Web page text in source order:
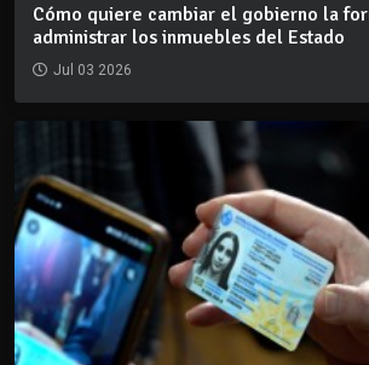
Cómo quiere cambiar el gobierno la
administrar los inmuebles del Estado
Jul 03 2026